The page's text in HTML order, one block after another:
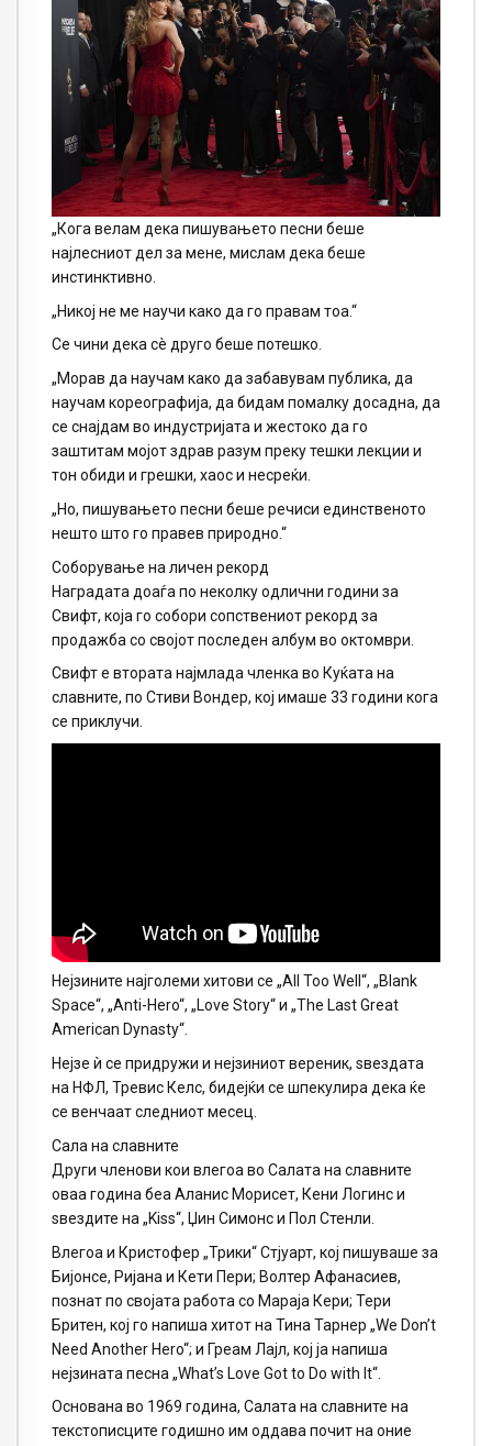
„Кога велам дека пишувањето песни беше
најлесниот дел за мене, мислам дека беше
инстинктивно.
„Никој не ме научи како да го правам тоа.“
Се чини дека сè друго беше потешко.
„Морав да научам како да забавувам публика, да
научам кореографија, да бидам помалку досадна, да
се снајдам во индустријата и жестоко да го
заштитам мојот здрав разум преку тешки лекции и
тон обиди и грешки, хаос и несреќи.
„Но, пишувањето песни беше речиси единственото
нешто што го правев природно.“
Соборување на личен рекорд
Наградата доаѓа по неколку одлични години за
Свифт, која го собори сопствениот рекорд за
продажба со својот последен албум во октомври.
Свифт е втората најмлада членка во Куќата на
славните, по Стиви Вондер, кој имаше 33 години кога
се приклучи.
Нејзините најголеми хитови се „All Too Well“, „Blank
Space“, „Anti-Hero“, „Love Story“ и „The Last Great
American Dynasty“.
Нејзе ѝ се придружи и нејзиниот вереник, ѕвездата
на НФЛ, Тревис Келс, бидејќи се шпекулира дека ќе
се венчаат следниот месец.
Сала на славните
Други членови кои влегоа во Салата на славните
оваа година беа Аланис Морисет, Кени Логинс и
ѕвездите на „Kiss“, Џин Симонс и Пол Стенли.
Влегоа и Кристофер „Трики“ Стјуарт, кој пишуваше за
Бијонсе, Ријана и Кети Пери; Волтер Афанасиев,
познат по својата работа со Мараја Кери; Тери
Бритен, кој го напиша хитот на Тина Тарнер „We Don’t
Need Another Hero“; и Греам Лајл, кој ја напиша
нејзината песна „What’s Love Got to Do with It“.
Основана во 1969 година, Салата на славните на
текстописците годишно им оддава почит на оние